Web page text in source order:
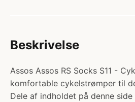
Beskrivelse
Assos Assos RS Socks S11 -
komfortable cykelstrømper til
Dele af indholdet på denne